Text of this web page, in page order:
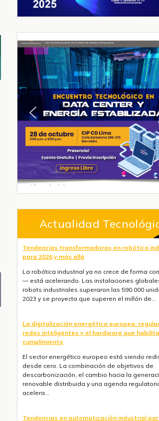
Actualidad
Tendencias transformadoras en robótica
para 2026 y más allá
La robótica industrial ya no crece de forma
— está acelerando. Las instalaciones
robots industriales superaron las 590.000
2023 y se proyecta que superen el millón de...
La digitalización energética europea:
redes inteligentes y el hardware que
cumplimiento
El sector energético europeo está siendo
desde cero. La combinación de objetivos de
descarbonización, el cambio hacia la
renovable distribuida y una agenda
acelera...
Tendencias en automatización industrial